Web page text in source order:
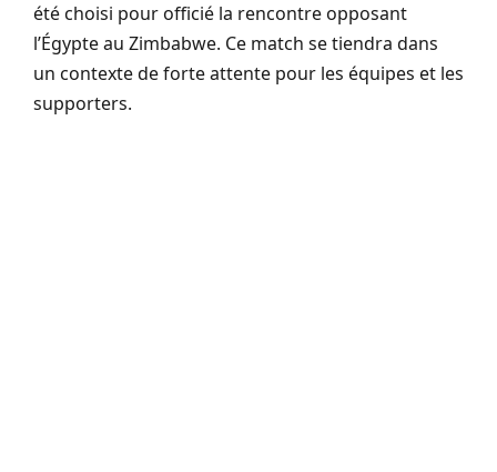
été choisi pour officié la rencontre opposant
l’Égypte au Zimbabwe. Ce match se tiendra dans
un contexte de forte attente pour les équipes et les
supporters.